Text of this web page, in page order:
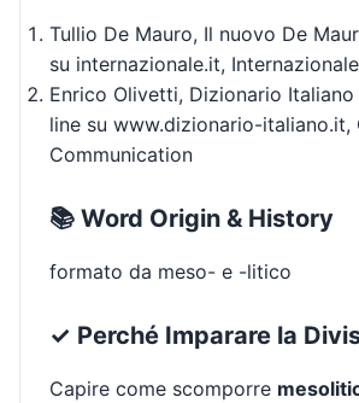
Tullio De Mauro, Il nuovo De
su internazionale.it, Internazionale
Enrico Olivetti, Dizionario
line su www.dizionario-italiano.it,
Communication
📚 Word Origin & History
formato da meso- e -litico
✓ Perché Imparare la
Capire come scomporre